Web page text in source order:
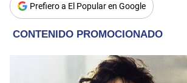
Prefiero a El Popular en Google